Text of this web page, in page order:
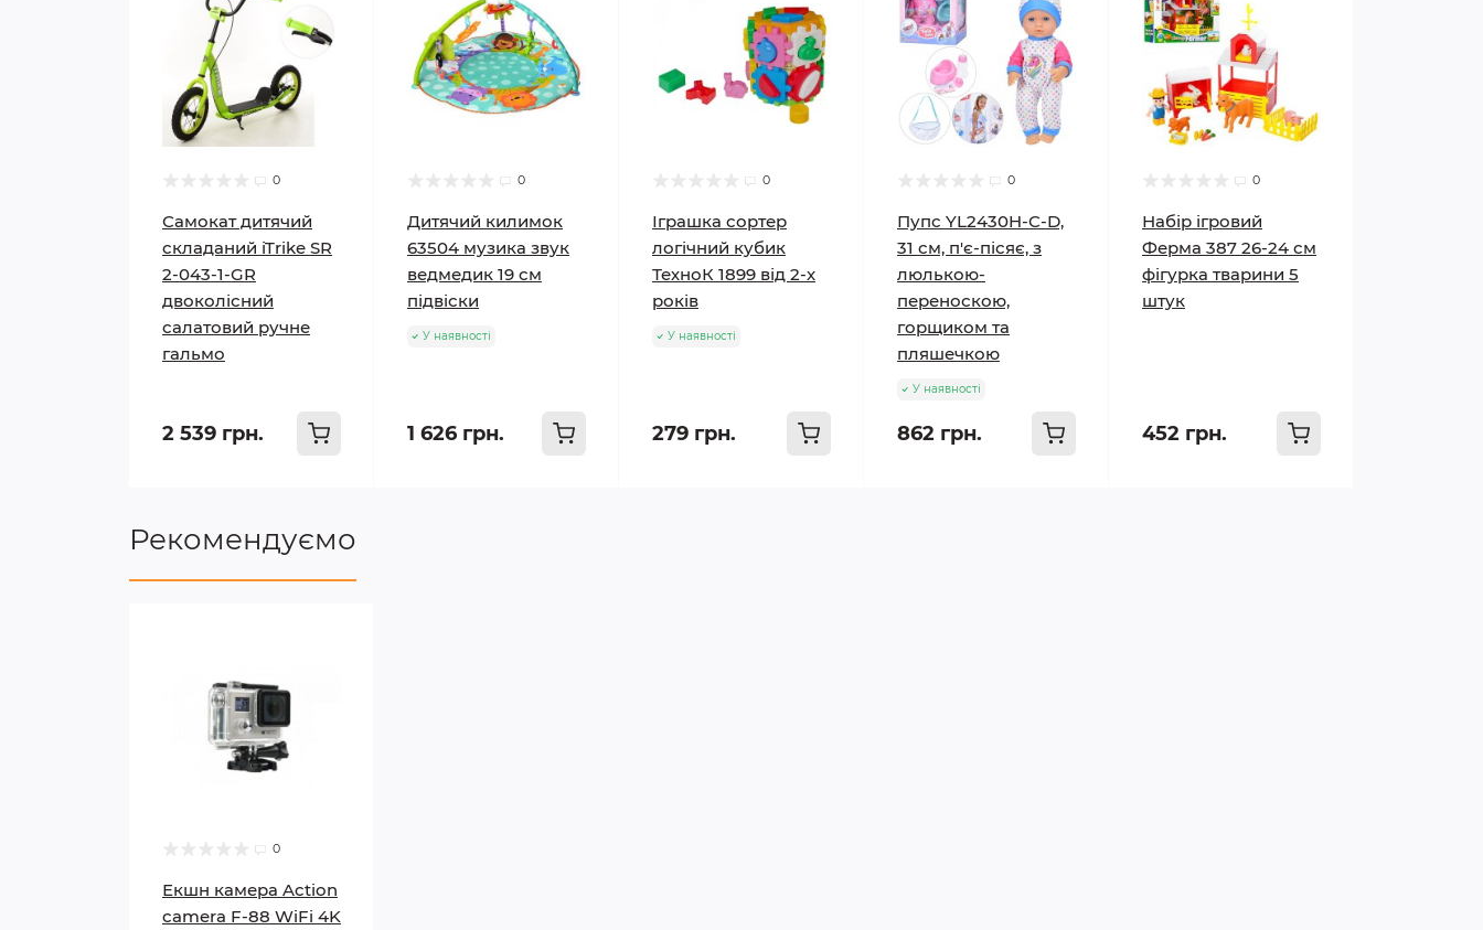
0
Самокат дитячий
складаний iTrike SR
2-043-1-GR
двоколісний
салатовий ручне
гальмо
2 539 грн.
0
Дитячий килимок
63504 музика звук
ведмедик 19 см
підвіски
У наявності
1 626 грн.
0
Іграшка сортер
логічний кубик
ТехноК 1899 від 2-х
років
У наявності
279 грн.
0
Пупс YL2430H-C-D,
31 см, п'є-пісяє, з
люлькою-
переноскою,
горщиком та
пляшечкою
У наявності
862 грн.
0
Набір ігровий
Ферма 387 26-24 см
фігурка тварини 5
штук
452 грн.
Рекомендуємо
0
Екшн камера Action
camera F-88 WiFi 4K